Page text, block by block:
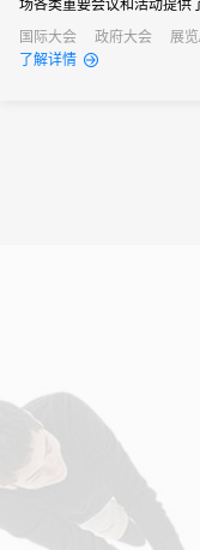
场各类重要会议和活动提供
促进国际合作、推动产业发
中之际，让我们一同回顾上
国际大会 政府大会 展
行业大会
经销商大会
了解详情